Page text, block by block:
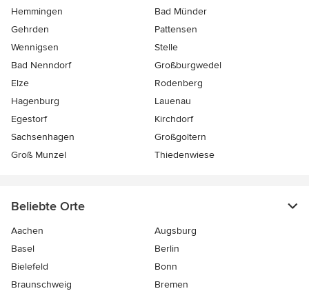
Hemmingen
Bad Münder
Gehrden
Pattensen
Wennigsen
Stelle
Bad Nenndorf
Großburgwedel
Elze
Rodenberg
Hagenburg
Lauenau
Egestorf
Kirchdorf
Sachsenhagen
Großgoltern
Groß Munzel
Thiedenwiese
Beliebte Orte
Aachen
Augsburg
Basel
Berlin
Bielefeld
Bonn
Braunschweig
Bremen